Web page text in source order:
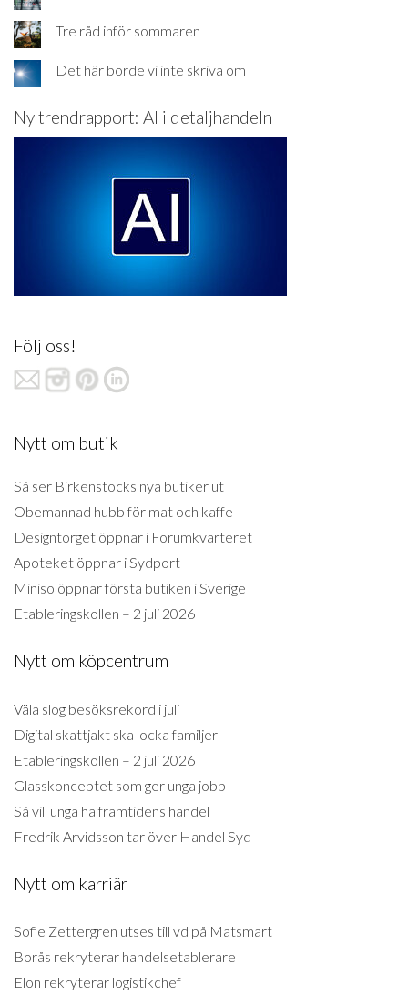
Tre råd inför sommaren
Det här borde vi inte skriva om
Ny trendrapport: AI i detaljhandeln
Följ oss!
Nytt om butik
Så ser Birkenstocks nya butiker ut
Obemannad hubb för mat och kaffe
Designtorget öppnar i Forumkvarteret
Apoteket öppnar i Sydport
Miniso öppnar första butiken i Sverige
Etableringskollen – 2 juli 2026
Nytt om köpcentrum
Väla slog besöksrekord i juli
Digital skattjakt ska locka familjer
Etableringskollen – 2 juli 2026
Glasskonceptet som ger unga jobb
Så vill unga ha framtidens handel
Fredrik Arvidsson tar över Handel Syd
Nytt om karriär
Sofie Zettergren utses till vd på Matsmart
Borås rekryterar handelsetablerare
Elon rekryterar logistikchef